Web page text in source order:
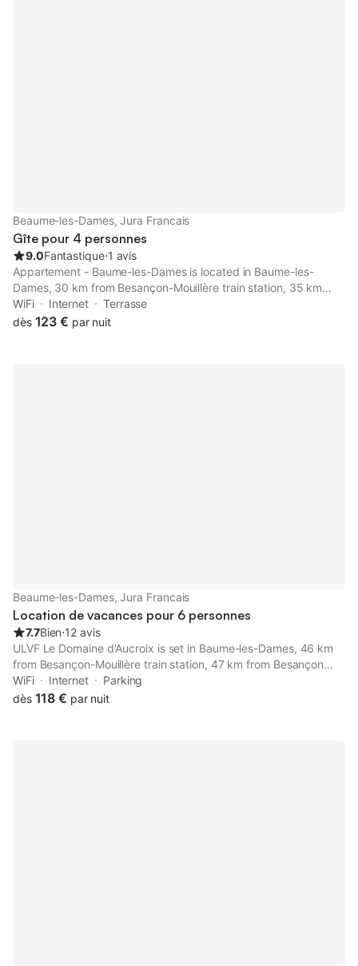
Beaume-les-Dames, Jura Francais
Gîte pour 4 personnes
9.0Fantastique⋅1 avis
Appartement - Baume-les-Dames is located in Baume-les-
Dames, 30 km from Besançon-Mouillère train station, 35 km
from Micropolis, and 46 km from Besançon Franche-Comté TGV
train station.
WiFi Internet
Terrasse
dès 123 € par nuit
Beaume-les-Dames, Jura Francais
Location de vacances pour 6 personnes
7.7Bien⋅12 avis
ULVF Le Domaine d'Aucroix is set in Baume-les-Dames, 46 km
from Besançon-Mouillère train station, 47 km from Besançon
Franche-Comté TGV train station, and 49 km from Micropolis.
WiFi Internet
Parking
dès 118 € par nuit